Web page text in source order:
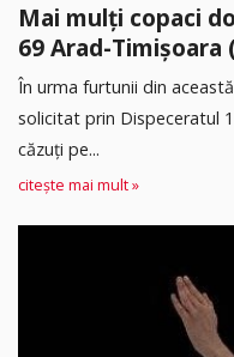
Mai mulți copaci
69 Arad-Timișoara
În urma furtunii din
solicitat prin Dispeceratul
căzuți pe...
citește mai mult »